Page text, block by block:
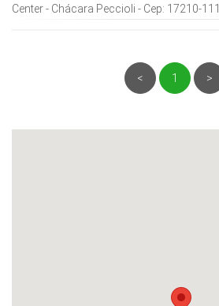
Center - Chácara Peccioli - Cep: 17210-111
< 1 >